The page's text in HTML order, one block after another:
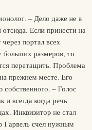
– Дело даже не в
Если принести на
портал всех
больших размеров, то
перетащить. Проблема
прежнем месте. Его
собственного. – Голос
и всегда когда речь
Инквизитор не стал
Гарвель счел нужным